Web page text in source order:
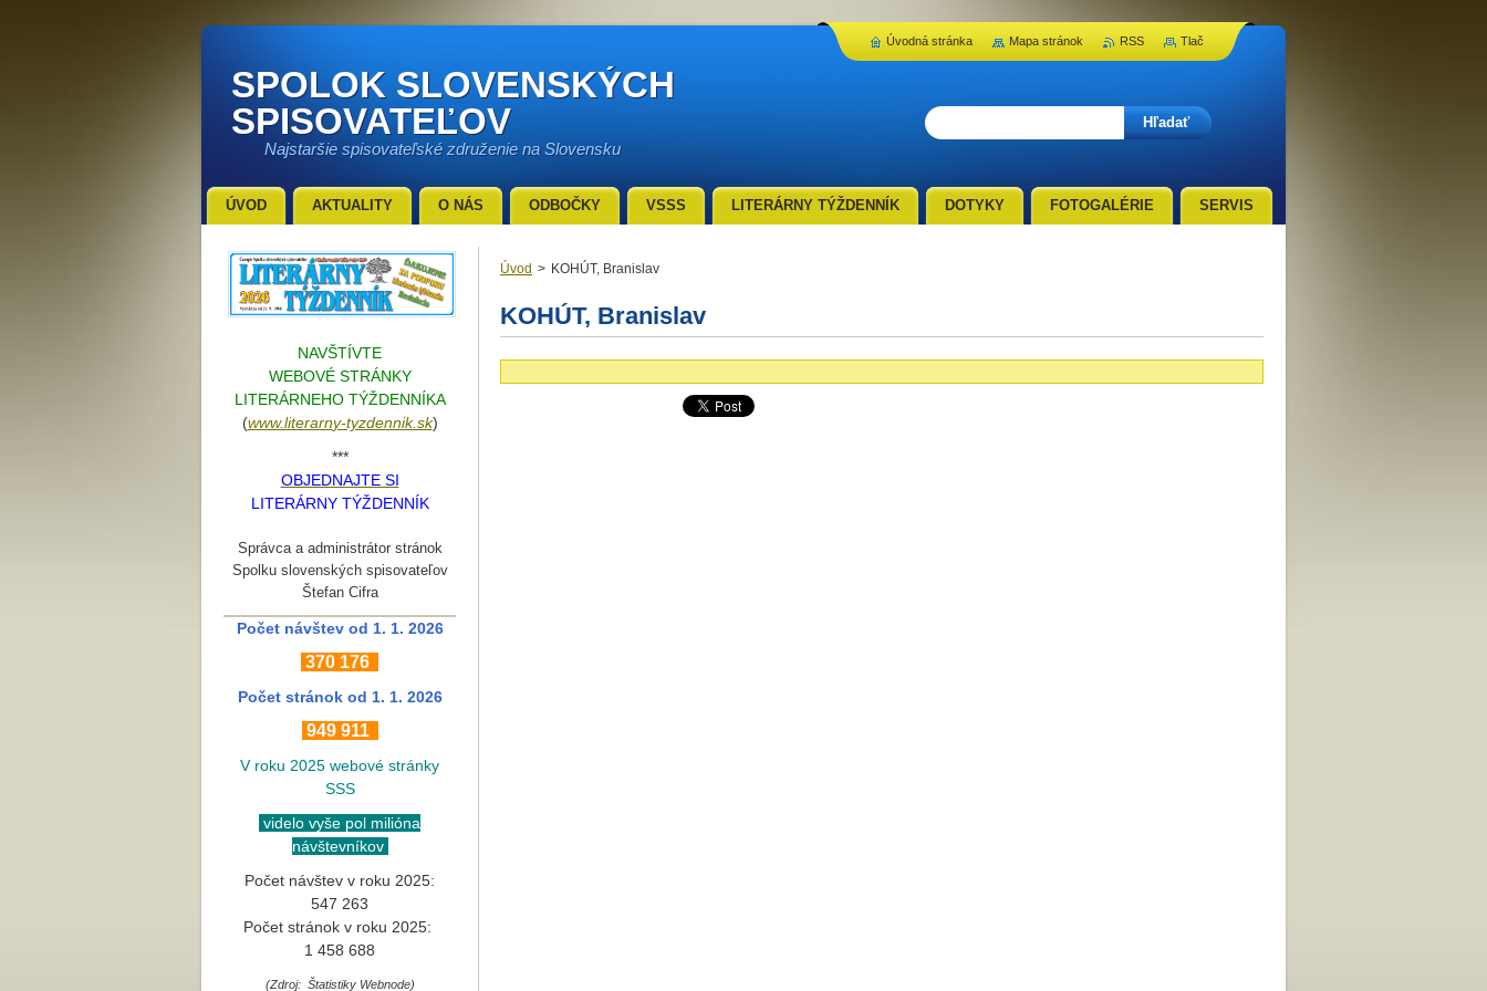
SPOLOK SLOVENSKÝCH
SPISOVATEĽOV
Najstaršie spisovateľské združenie na Slovensku
Úvod > KOHÚT, Branislav
KOHÚT, Branislav
NAVŠTÍVTE
WEBOVÉ STRÁNKY
LITERÁRNEHO TÝŽDENNÍKA
(www.literarny-tyzdennik.sk)
***
OBJEDNAJTE SI
LITERÁRNY TÝŽDENNÍK
Správca a administrátor stránok
Spolku slovenských spisovateľov
Štefan Cifra
Počet návštev od 1. 1. 2026
370 176
Počet stránok od 1. 1. 2026
949 911
V roku 2025 webové stránky
SSS
videlo vyše pol milióna
návštevníkov
Počet návštev v roku 2025:
547 263
Počet stránok v roku 2025:
1 458 688
(Zdroj: Štatistiky Webnode)
ÚVOD AKTUALITY O NÁS ODBOČKY VSSS LITERÁRNY TÝŽDENNÍK DOTYKY FOTOGALÉRIE SERVIS
Úvodná stránka Mapa stránok RSS Tlač